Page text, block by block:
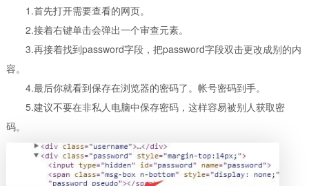
1.首先打开需要查看的网页。
2.接着右键单击会弹出一个审查元素。
3.再接着找到password字段，把password字段双击更改成别的内
容。
4.最后你就看到保存在浏览器的密码了。帐号密码到手。
5.建议不要在非私人电脑中保存密码，这样容易被别人获取密
码。